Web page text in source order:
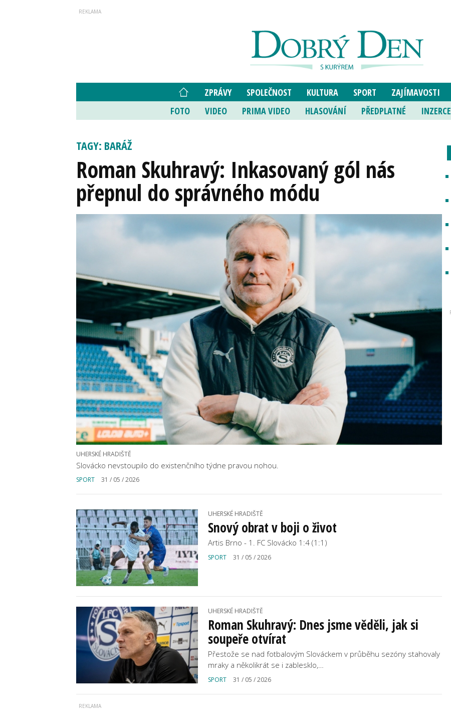
ZPRÁVY SPOLEČNOST KULTURA SPORT ZAJÍMAVOSTI
FOTO
VIDEO PRIMA VIDEO HLASOVÁNÍ PŘEDPLATNÉ INZERCE
TAGY: BARÁŽ
Roman Skuhravý: Inkasovaný gól nás
přepnul do správného módu
UHERSKÉ HRADIŠTĚ
Slovácko nevstoupilo do existenčního týdne pravou nohou.
SPORT 31 / 05 / 2026
UHERSKÉ HRADIŠTĚ
Snový obrat v boji o život
Artis Brno - 1. FC Slovácko 1:4 (1:1)
SPORT 31 / 05 / 2026
UHERSKÉ HRADIŠTĚ
Roman Skuhravý: Dnes jsme věděli, jak si
soupeře otvírat
Přestože se nad fotbalovým Slováckem v průběhu sezóny stahovaly
mraky a několikrát se i zablesklo,…
SPORT 31 / 05 / 2026